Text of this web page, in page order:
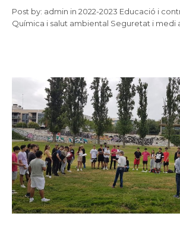
Post by: admin in 2022-2023 Educació i
Química i salut ambiental Seguretat i medi